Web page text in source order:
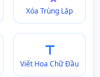
Xóa Trùng Lặp
Viết Hoa Chữ Đầu